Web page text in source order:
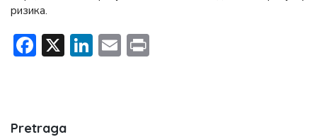
ризика.
Facebook
X LinkedIn
Email
Pretraga